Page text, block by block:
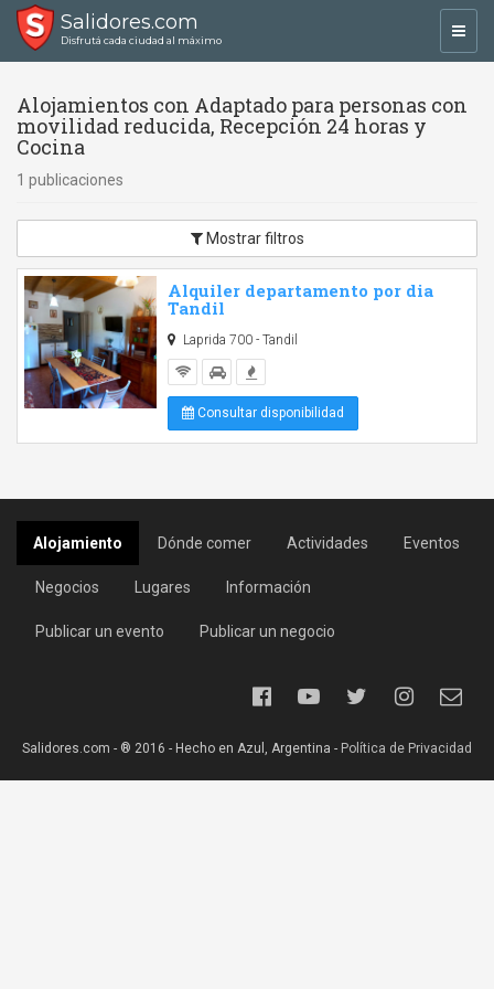
Salidores.com
Disfrutá cada ciudad al máximo
Alojamientos con Adaptado para personas con
movilidad reducida, Recepción 24 horas y
Cocina
1 publicaciones
Mostrar filtros
Alquiler departamento por dia
Tandil
Laprida 700 - Tandil
Consultar disponibilidad
Alojamiento Dónde comer Actividades Eventos
Negocios Lugares Información
Publicar un evento Publicar un negocio
Salidores.com - ® 2016 - Hecho en Azul, Argentina - Política de Privacidad